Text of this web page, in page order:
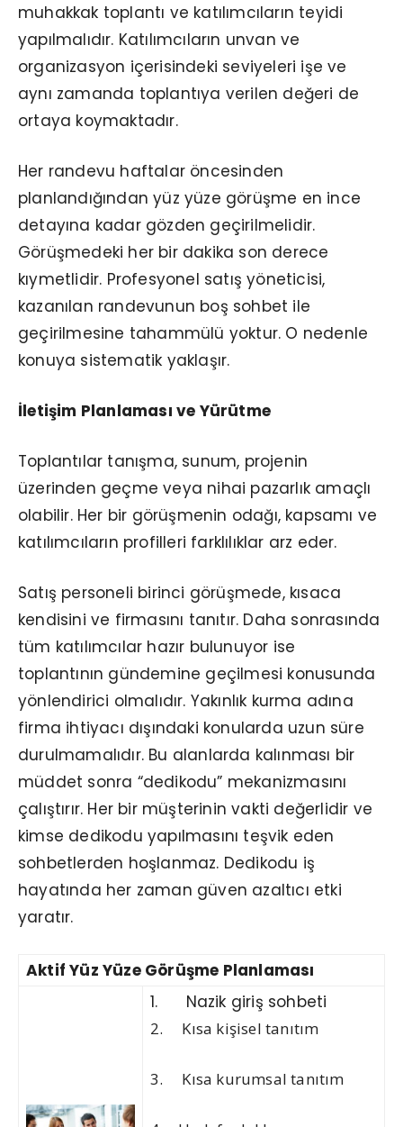
muhakkak toplantı ve katılımcıların teyidi
yapılmalıdır. Katılımcıların unvan ve
organizasyon içerisindeki seviyeleri işe ve
aynı zamanda toplantıya verilen değeri de
ortaya koymaktadır.
Her randevu haftalar öncesinden
planlandığından yüz yüze görüşme en ince
detayına kadar gözden geçirilmelidir.
Görüşmedeki her bir dakika son derece
kıymetlidir. Profesyonel satış yöneticisi,
kazanılan randevunun boş sohbet ile
geçirilmesine tahammülü yoktur. O nedenle
konuya sistematik yaklaşır.
İletişim Planlaması ve Yürütme
Toplantılar tanışma, sunum, projenin
üzerinden geçme veya nihai pazarlık amaçlı
olabilir. Her bir görüşmenin odağı, kapsamı ve
katılımcıların profilleri farklılıklar arz eder.
Satış personeli birinci görüşmede, kısaca
kendisini ve firmasını tanıtır. Daha sonrasında
tüm katılımcılar hazır bulunuyor ise
toplantının gündemine geçilmesi konusunda
yönlendirici olmalıdır. Yakınlık kurma adına
firma ihtiyacı dışındaki konularda uzun süre
durulmamalıdır. Bu alanlarda kalınması bir
müddet sonra “dedikodu” mekanizmasını
çalıştırır. Her bir müşterinin vakti değerlidir ve
kimse dedikodu yapılmasını teşvik eden
sohbetlerden hoşlanmaz. Dedikodu iş
hayatında her zaman güven azaltıcı etki
yaratır.
Aktif Yüz Yüze Görüşme Planlaması
1. Nazik giriş sohbeti
2. Kısa kişisel tanıtım
3. Kısa kurumsal tanıtım